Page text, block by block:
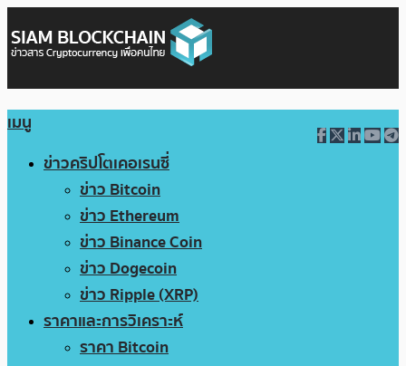
เมนู
ข่าวคริปโตเคอเรนซี่
ข่าว Bitcoin
ข่าว Ethereum
ข่าว Binance Coin
ข่าว Dogecoin
ข่าว Ripple (XRP)
ราคาและการวิเคราะห์
ราคา Bitcoin